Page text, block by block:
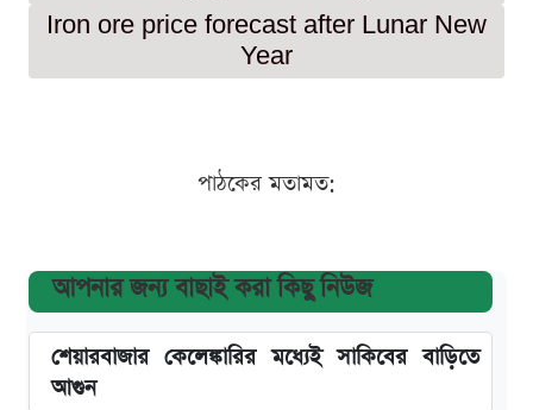
Iron ore price forecast after Lunar New
Year
পাঠকের মতামত:
আপনার জন্য বাছাই করা কিছু নিউজ
শেয়ারবাজার কেলেঙ্কারির মধ্যেই সাকিবের বাড়িতে
আগুন